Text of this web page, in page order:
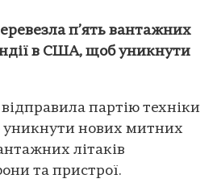
п’ять вантажних
в США, щоб уникнути
партію техніки
уникнути нових митних
літаків
та пристрої.